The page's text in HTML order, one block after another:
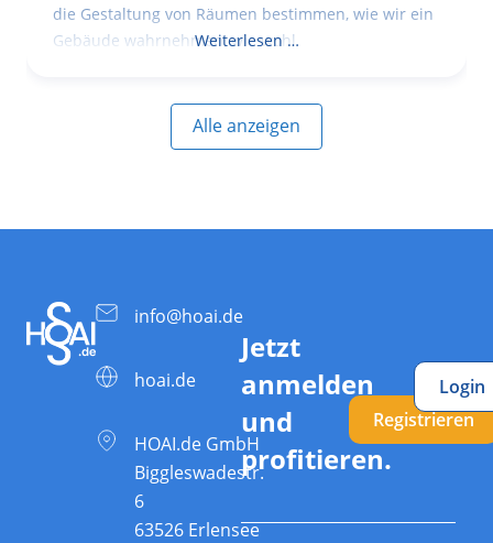
die Gestaltung von Räumen bestimmen, wie wir ein
Gebäude wahrnehmen, wie wohl
Weiterlesen …
Alle anzeigen
info@hoai.de
hoai.de
HOAI.de GmbH
Biggleswadestr.
6
63526 Erlensee
Jetzt
anmelden
und
profitieren.
Registrieren
Login